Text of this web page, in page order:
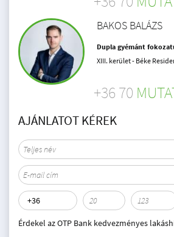
BAKOS BALÁZS
Dupla gyémánt
XIII. kerület - Béke
+36 70
AJÁNLATOT KÉREK
Érdekel az OTP Bank kedvezményes